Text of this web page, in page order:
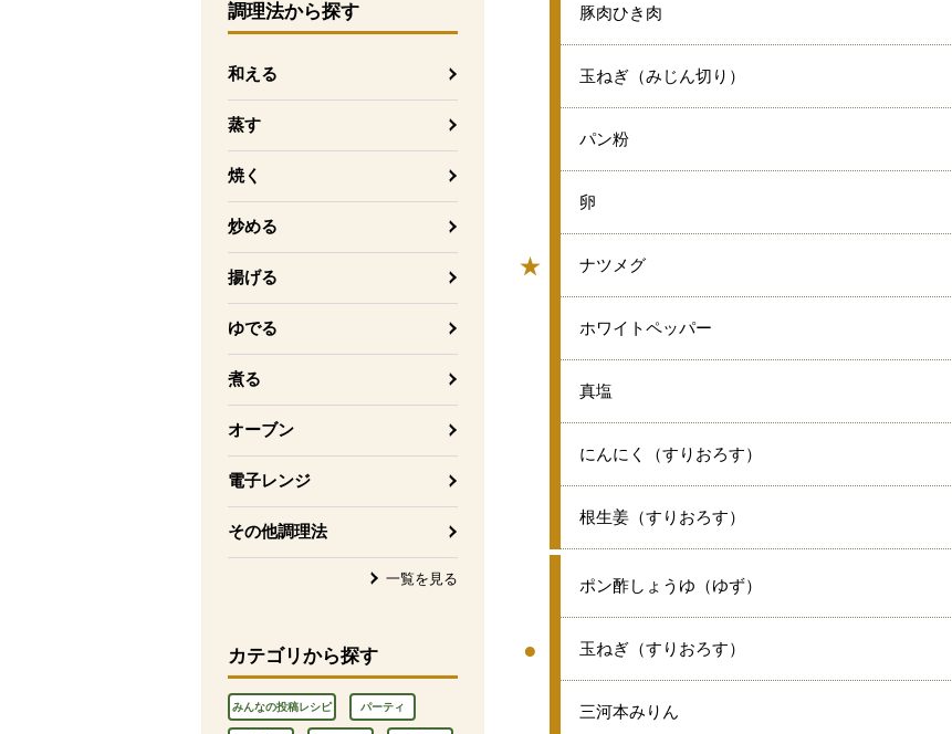
調理法から探す
和える
蒸す
焼く
炒める
揚げる
ゆでる
煮る
オーブン
電子レンジ
その他調理法
一覧を見る
カテゴリから探す
みんなの投稿レシピ パーティ
★
グループ
★
豚肉ひき肉
★
玉ねぎ（みじん切り）
★
パン粉
★
卵
★
ナツメグ
★
ホワイトペッパー
★
真塩
★
にんにく（すりおろす）
★
根生姜（すりおろす）
●
グループ
●
ポン酢しょうゆ（ゆず）
●
玉ねぎ（すりおろす）
●
三河本みりん